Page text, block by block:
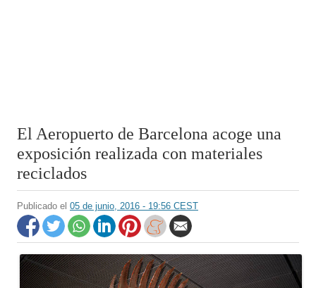
El Aeropuerto de Barcelona acoge una
exposición realizada con materiales
reciclados
Publicado el 05 de junio, 2016 - 19:56 CEST